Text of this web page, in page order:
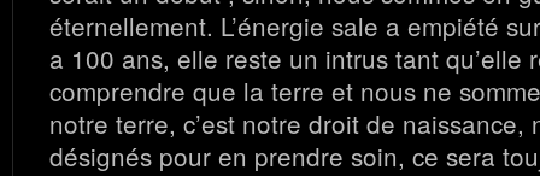
éternellement. L’énergie sale a empiété
a 100 ans, elle reste un intrus tant qu’elle
comprendre que la terre et nous ne
notre terre, c’est notre droit de naissance,
désignés pour en prendre soin, ce sera